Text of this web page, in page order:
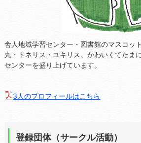
舎人地域学習センター・図書館のマスコッ
丸・トネリス・ユキリス。かわいくてたま
センターを盛り上げています。
3人のプロフィールはこちら
登録団体（サークル活動）